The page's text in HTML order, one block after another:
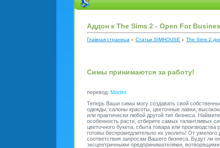
Аддон к The Sims 2 - Open For
Главная страница Статьи SIMHOUSE The Sims 2
Симы принимаются за работу!
перевод: Martini
Теперь Ваши симы могу создавать свой
одежды, салоны красоты, цветочные лавки,
или практически любой другой тип бизнеса.
особенность расти, отберите самых талантливых
цветочного букета, сбыта товара или
готовы беспромедлительно их уволить! От
соответствия запросам Вашего бизнеса. Будут ли
эксцентричными предпринимателями,